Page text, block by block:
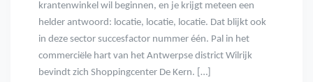
krantenwinkel wil beginnen, en je krijgt meteen een
helder antwoord: locatie, locatie, locatie. Dat blijkt ook
in deze sector succesfactor nummer één. Pal in het
commerciële hart van het Antwerpse district Wilrijk
bevindt zich Shoppingcenter De Kern. […]